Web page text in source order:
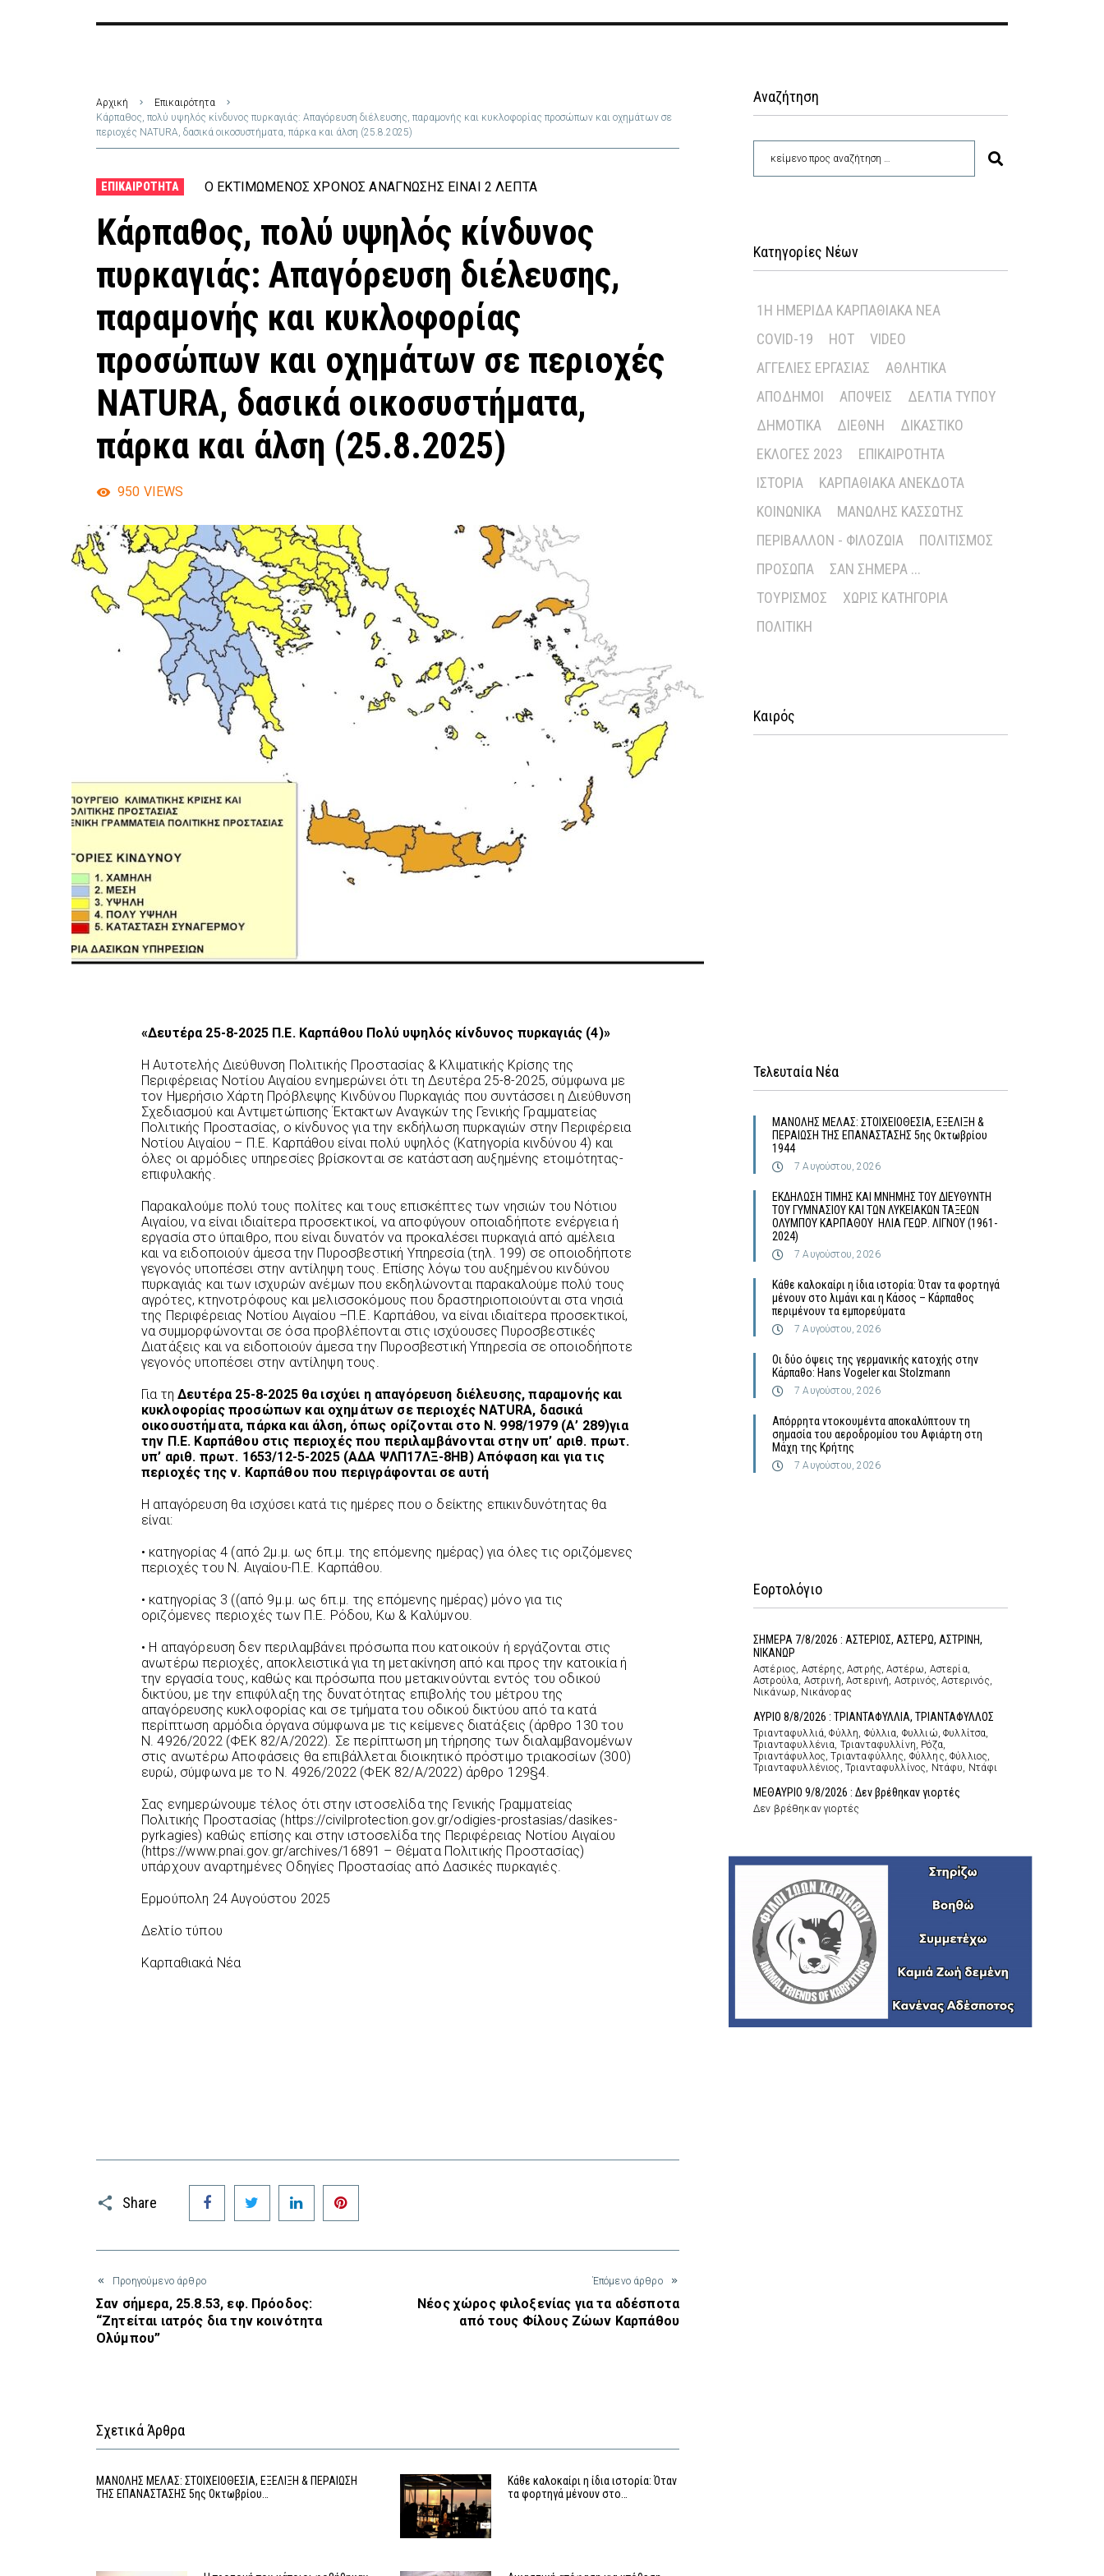
Αρχική
Επικαιρότητα
Κάρπαθος, πολύ υψηλός κίνδυνος πυρκαγιάς: Απαγόρευση διέλευσης, παραμονής και κυκλοφορίας προσώπων και οχημάτων σε
περιοχές NATURA, δασικά οικοσυστήματα, πάρκα και άλση (25.8.2025)
ΕΠΙΚΑΙΡΌΤΗΤΑ Ο ΕΚΤΙΜΏΜΕΝΟΣ ΧΡΌΝΟΣ ΑΝΆΓΝΩΣΗΣ ΕΊΝΑΙ 2 ΛΕΠΤΆ
Κάρπαθος, πολύ υψηλός κίνδυνος
πυρκαγιάς: Απαγόρευση διέλευσης,
παραμονής και κυκλοφορίας
προσώπων και οχημάτων σε περιοχές
NATURA, δασικά οικοσυστήματα,
πάρκα και άλση (25.8.2025)
950 VIEWS
«Δευτέρα 25-8-2025 Π.Ε. Καρπάθου Πολύ υψηλός κίνδυνος πυρκαγιάς (4)»
Η Αυτοτελής Διεύθυνση Πολιτικής Προστασίας & Κλιματικής Κρίσης της
Περιφέρειας Νοτίου Αιγαίου ενημερώνει ότι τη Δευτέρα 25-8-2025, σύμφωνα με
τον Ημερήσιο Χάρτη Πρόβλεψης Κινδύνου Πυρκαγιάς που συντάσσει η Διεύθυνση
Σχεδιασμού και Αντιμετώπισης Έκτακτων Αναγκών της Γενικής Γραμματείας
Πολιτικής Προστασίας, ο κίνδυνος για την εκδήλωση πυρκαγιών στην Περιφέρεια
Νοτίου Αιγαίου – Π.Ε. Καρπάθου είναι πολύ υψηλός (Κατηγορία κινδύνου 4) και
όλες οι αρμόδιες υπηρεσίες βρίσκονται σε κατάσταση αυξημένης ετοιμότητας-
επιφυλακής.
Παρακαλούμε πολύ τους πολίτες και τους επισκέπτες των νησιών του Νότιου
Αιγαίου, να είναι ιδιαίτερα προσεκτικοί, να αποφύγουν οποιαδήποτε ενέργεια ή
εργασία στο ύπαιθρο, που είναι δυνατόν να προκαλέσει πυρκαγιά από αμέλεια
και να ειδοποιούν άμεσα την Πυροσβεστική Υπηρεσία (τηλ. 199) σε οποιοδήποτε
γεγονός υποπέσει στην αντίληψη τους. Επίσης λόγω του αυξημένου κινδύνου
πυρκαγιάς και των ισχυρών ανέμων που εκδηλώνονται παρακαλούμε πολύ τους
αγρότες, κτηνοτρόφους και μελισσοκόμους που δραστηριοποιούνται στα νησιά
της Περιφέρειας Νοτίου Αιγαίου –Π.Ε. Καρπάθου, να είναι ιδιαίτερα προσεκτικοί,
να συμμορφώνονται σε όσα προβλέπονται στις ισχύουσες Πυροσβεστικές
Διατάξεις και να ειδοποιούν άμεσα την Πυροσβεστική Υπηρεσία σε οποιοδήποτε
γεγονός υποπέσει στην αντίληψη τους.
Για τηΔευτέρα 25-8-2025 θα ισχύει η απαγόρευση διέλευσης, παραμονής και
κυκλοφορίας προσώπων και οχημάτων σε περιοχές NATURA, δασικά
οικοσυστήματα, πάρκα και άλση, όπως ορίζονται στο Ν. 998/1979 (Α’ 289)για
την Π.Ε. Καρπάθου στις περιοχές που περιλαμβάνονται στην υπ’ αριθ. πρωτ.
υπ’ αριθ. πρωτ. 1653/12-5-2025 (ΑΔΑ ΨΛΠ17ΛΞ-8ΗΒ) Απόφαση και για τις
περιοχές της ν. Καρπάθου που περιγράφονται σε αυτή
Η απαγόρευση θα ισχύσει κατά τις ημέρες που ο δείκτης επικινδυνότητας θα
είναι:
• κατηγορίας 4 (από 2μ.μ. ως 6π.μ. της επόμενης ημέρας) για όλες τις οριζόμενες
περιοχές του Ν. Αιγαίου-Π.Ε. Καρπάθου.
• κατηγορίας 3 ((από 9μ.μ. ως 6π.μ. της επόμενης ημέρας) μόνο για τις
οριζόμενες περιοχές των Π.Ε. Ρόδου, Κω & Καλύμνου.
• Η απαγόρευση δεν περιλαμβάνει πρόσωπα που κατοικούν ή εργάζονται στις
ανωτέρω περιοχές, αποκλειστικά για τη μετακίνηση από και προς την κατοικία ή
την εργασία τους, καθώς και πρόσωπα που μετακινούνται εντός του οδικού
δικτύου, με την επιφύλαξη της δυνατότητας επιβολής του μέτρου της
απαγόρευσης κυκλοφορίας και σε τμήματα του οδικού δικτύου από τα κατά
περίπτωση αρμόδια όργανα σύμφωνα με τις κείμενες διατάξεις (άρθρο 130 του
Ν. 4926/2022 (ΦΕΚ 82/Α/2022). Σε περίπτωση μη τήρησης των διαλαμβανομένων
στις ανωτέρω Αποφάσεις θα επιβάλλεται διοικητικό πρόστιμο τριακοσίων (300)
ευρώ, σύμφωνα με το Ν. 4926/2022 (ΦΕΚ 82/Α/2022) άρθρο 129§4.
Σας ενημερώνουμε τέλος ότι στην ιστοσελίδα της Γενικής Γραμματείας
Πολιτικής Προστασίας (https://civilprotection.gov.gr/odigies-prostasias/dasikes-
pyrkagies) καθώς επίσης και στην ιστοσελίδα της Περιφέρειας Νοτίου Αιγαίου
(https://www.pnai.gov.gr/archives/16891 – Θέματα Πολιτικής Προστασίας)
υπάρχουν αναρτημένες Οδηγίες Προστασίας από Δασικές πυρκαγιές.
Ερμούπολη 24 Αυγούστου 2025
Δελτίο τύπου
Καρπαθιακά Νέα
Share
Facebook Twitter LinkedIn
Προηγούμενο άρθρο
Σαν σήμερα, 25.8.53, εφ. Πρόοδος:
“Ζητείται ιατρός δια την κοινότητα
Ολύμπου”
Έπόμενο άρθρο
Νέος χώρος φιλοξενίας για τα αδέσποτα
από τους Φίλους Ζώων Καρπάθου
Σχετικά Άρθρα
MΑΝΟΛΗΣ ΜΕΛΑΣ: ΣΤΟΙΧΕΙΟΘΕΣΙΑ, ΕΞΕΛΙΞΗ & ΠΕΡΑΙΩΣΗ
ΤΗΣ ΕΠΑΝΑΣΤΑΣΗΣ 5ης Οκτωβρίου…
Κάθε καλοκαίρι η ίδια ιστορία: Όταν
τα φορτηγά μένουν στο…
Αναζήτηση
Κατηγορίες Νέων
1Η ΗΜΕΡΊΔΑ ΚΑΡΠΑΘΙΑΚΆ ΝΈΑ
COVID-19
HOT
VIDEO
ΑΓΓΕΛΊΕΣ ΕΡΓΑΣΊΑΣ
ΑΘΛΗΤΙΚΆ
ΑΠΌΔΗΜΟΙ
ΑΠΌΨΕΙΣ
ΔΕΛΤΊΑ ΤΎΠΟΥ
ΔΗΜΟΤΙΚΆ
ΔΙΕΘΝΉ
ΔΙΚΑΣΤΙΚΌ
ΕΚΛΟΓΈΣ 2023
ΕΠΙΚΑΙΡΌΤΗΤΑ
ΙΣΤΟΡΊΑ
ΚΑΡΠΑΘΙΑΚΆ ΑΝΈΚΔΟΤΑ
ΚΟΙΝΩΝΙΚΆ
ΜΑΝΏΛΗΣ ΚΑΣΣΏΤΗΣ
ΠΕΡΙΒΆΛΛΟΝ - ΦΙΛΟΖΩΊΑ
ΠΟΛΙΤΙΣΜΌΣ
ΠΡΌΣΩΠΑ
ΣΑΝ ΣΉΜΕΡΑ ...
ΤΟΥΡΙΣΜΌΣ
ΧΩΡΊΣ ΚΑΤΗΓΟΡΊΑ
ΠΟΛΙΤΙΚΉ
Καιρός
Τελευταία Νέα
MΑΝΟΛΗΣ ΜΕΛΑΣ: ΣΤΟΙΧΕΙΟΘΕΣΙΑ, ΕΞΕΛΙΞΗ &
ΠΕΡΑΙΩΣΗ ΤΗΣ ΕΠΑΝΑΣΤΑΣΗΣ 5ης Οκτωβρίου
1944
7 Αυγούστου, 2026
ΕΚΔΗΛΩΣΗ ΤΙΜΗΣ ΚΑΙ ΜΝΗΜΗΣ ΤΟΥ ΔΙΕΥΘΥΝΤΗ
ΤΟΥ ΓΥΜΝΑΣΙΟΥ ΚΑΙ ΤΩΝ ΛΥΚΕΙΑΚΩΝ ΤΑΞΕΩΝ
ΟΛΥΜΠΟΥ ΚΑΡΠΑΘΟΥ ΗΛΙΑ ΓΕΩΡ. ΛΙΓΝΟΥ (1961-
2024)
7 Αυγούστου, 2026
Κάθε καλοκαίρι η ίδια ιστορία: Όταν τα φορτηγά
μένουν στο λιμάνι και η Κάσος – Κάρπαθος
περιμένουν τα εμπορεύματα
7 Αυγούστου, 2026
Οι δύο όψεις της γερμανικής κατοχής στην
Κάρπαθο: Hans Vogeler και Stolzmann
7 Αυγούστου, 2026
Απόρρητα ντοκουμέντα αποκαλύπτουν τη
σημασία του αεροδρομίου του Αφιάρτη στη
Μάχη της Κρήτης
7 Αυγούστου, 2026
Εορτολόγιο
ΣΗΜΕΡΑ 7/8/2026 : ΑΣΤΕΡΙΟΣ, ΑΣΤΕΡΩ, ΑΣΤΡΙΝΗ,
ΝΙΚΑΝΩΡ
Αστέριος, Αστέρης, Αστρής, Αστέρω, Αστερία,
Αστρούλα, Αστρινή, Αστερινή, Αστρινός, Αστερινός,
Νικάνωρ, Νικάνορας
ΑΥΡΙΟ 8/8/2026 : ΤΡΙΑΝΤΑΦΥΛΛΙΑ, ΤΡΙΑΝΤΑΦΥΛΛΟΣ
Τριανταφυλλιά, Φύλλη, Φύλλια, Φυλλιώ, Φυλλίτσα,
Τριανταφυλλένια, Τριανταφυλλίνη, Ρόζα,
Τριαντάφυλλος, Τριανταφύλλης, Φύλλης, Φύλλιος,
Τριανταφυλλένιος, Τριανταφυλλίνος, Ντάφυ, Ντάφι
ΜΕΘΑΥΡΙΟ 9/8/2026 : Δεν βρέθηκαν γιορτές
Δεν βρέθηκαν γιορτές